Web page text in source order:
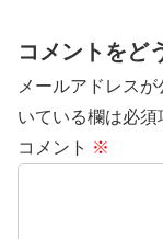
コメントをど
メールアドレスが
いている欄は必須
コメント ※